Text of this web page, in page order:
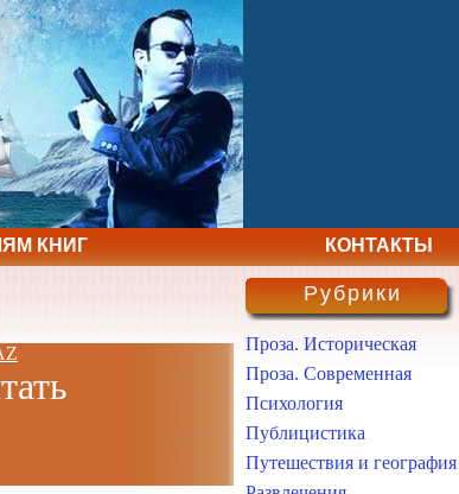
КНИГ КОНТАКТЫ
Рубрики
Проза. Историческая
Проза. Современная
Психология
Публицистика
Путешествия и география